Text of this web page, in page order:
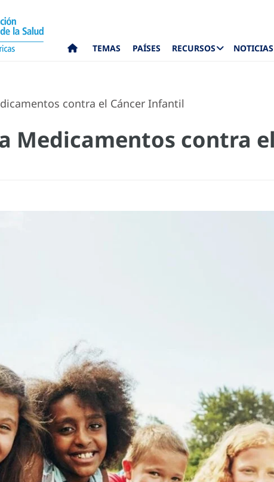
TEMAS PAÍSES RECURSOS NOTICIAS
contra el Cáncer Infantil
Medicamentos contra